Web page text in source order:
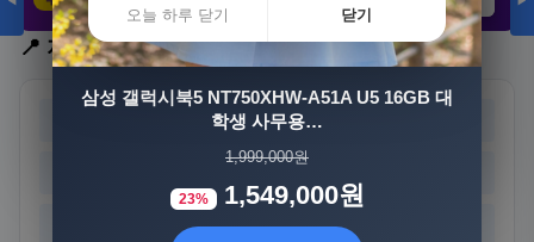
3,308원 8,892원
📍 지역 선택
부산
강원 충북
오늘 하루 닫기 닫기
삼성 갤럭시북5 NT750XHW-A51A U5 16GB 대
학생 사무용…
1,999,000원
23% 1,549,000원